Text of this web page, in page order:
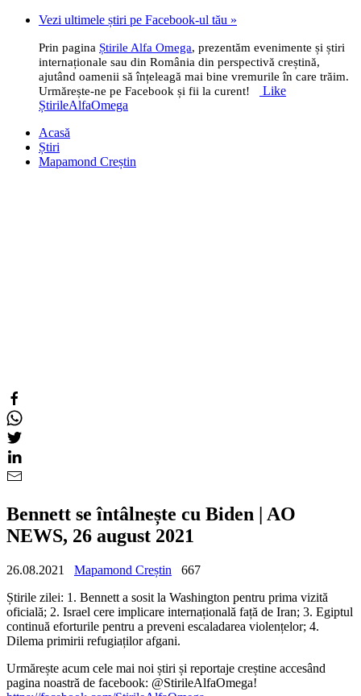
Vezi ultimele știri pe Facebook-ul tău »
Prin pagina Știrile Alfa Omega, prezentăm evenimente și știri
internaționale sau din România din perspectivă creștină,
ajutând oamenii să înțeleagă mai bine vremurile în care trăim.
Urmărește-ne pe Facebook și fii la curent!
Like
ȘtirileAlfaOmega
Acasă
Știri
Mapamond Creștin
Bennett se întâlnește cu Biden | AO
NEWS, 26 august 2021
26.08.2021 Mapamond Creștin
667
Știrile zilei: 1. Bennett a sosit la Washington pentru prima vizită
oficială; 2. Israel cere implicare internațională față de Iran; 3. Egiptul
continuă eforturile pentru a preveni escaladarea violențelor; 4.
Dilema primirii refugiaților afgani.
Urmărește acum cele mai noi știri și reportaje creștine accesând
pagina noastră de facebook: @StirileAlfaOmega!